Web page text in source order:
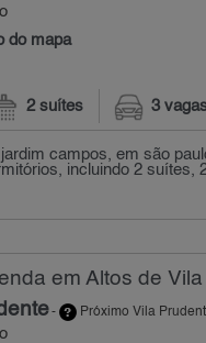
do mapa
2 suítes 3
campos, em são
incluindo 2 suítes,
em Altos de
- Próximo Vila